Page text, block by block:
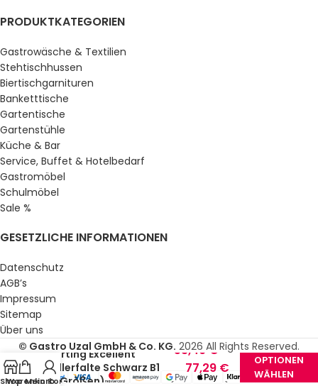
PRODUKTKATEGORIEN
Gastrowäsche & Textilien
Stehtischhussen
Biertischgarnituren
Banketttische
Gartentische
Gartenstühle
Küche & Bar
Service, Buffet & Hotelbedarf
Gastromöbel
Schulmöbel
Sale %
GESETZLICHE INFORMATIONEN
Datenschutz
AGB’s
Impressum
Sitemap
Über uns
© Gastro Uzal GmbH & Co. KG. 2026 All Rights Reserved.
Shop
Warenkorb
Mein Konto
Skirting Excellent
Kellerfalte Schwarz B1
(4 Größen)
53,49€ –
77,29 €
OPTIONEN
WÄHLEN